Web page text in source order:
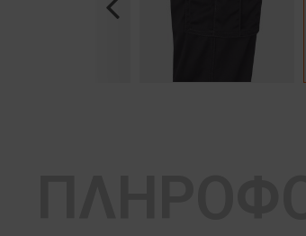
Previous